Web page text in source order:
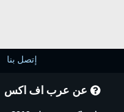
إتصل بنا
عن عرب اف اكس